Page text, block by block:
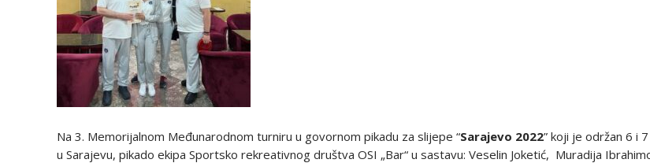
Na 3. Memorijalnom Međunarodnom turniru u govornom pikadu za slijepe “Sarajevo 2022” koji je održan 6 i
u Sarajevu, pikado ekipa Sportsko rekreativnog društva OSI „Bar“ u sastavu: Veselin Joketić, Muradija